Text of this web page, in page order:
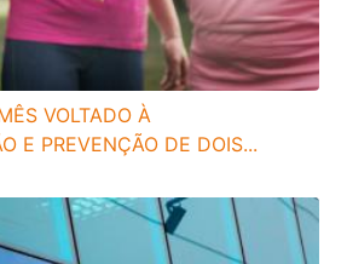
VOLTADO À
E PREVENÇÃO DE DOIS...